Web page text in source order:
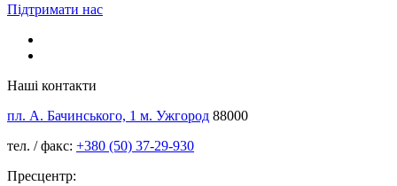
Підтримати нас
Наші контакти
пл. А. Бачинського, 1 м. Ужгород 88000
тел. / факс: +380 (50) 37-29-930
Пресцентр: